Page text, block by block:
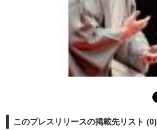
このプレスリリースの掲載先リスト (0)